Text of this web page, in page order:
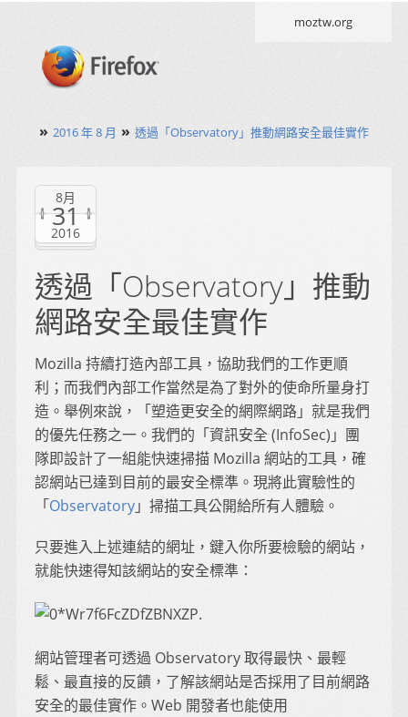
moztw.org
» 2016 年 8 月 » 透過「Observatory」推動網路安全最佳實作
8月
31
2016
透過「Observatory」推動
網路安全最佳實作
Mozilla 持續打造內部工具，協助我們的工作更順
利；而我們內部工作當然是為了對外的使命所量身打
造。舉例來說，「塑造更安全的網際網路」就是我們
的優先任務之一。我們的「資訊安全 (InfoSec)」團
隊即設計了一組能快速掃描 Mozilla 網站的工具，確
認網站已達到目前的最安全標準。現將此實驗性的
「Observatory」掃描工具公開給所有人體驗。
只要進入上述連結的網址，鍵入你所要檢驗的網站，
就能快速得知該網站的安全標準：
網站管理者可透過 Observatory 取得最快、最輕
鬆、最直接的反饋，了解該網站是否採用了目前網路
安全的最佳實作。Web 開發者也能使用